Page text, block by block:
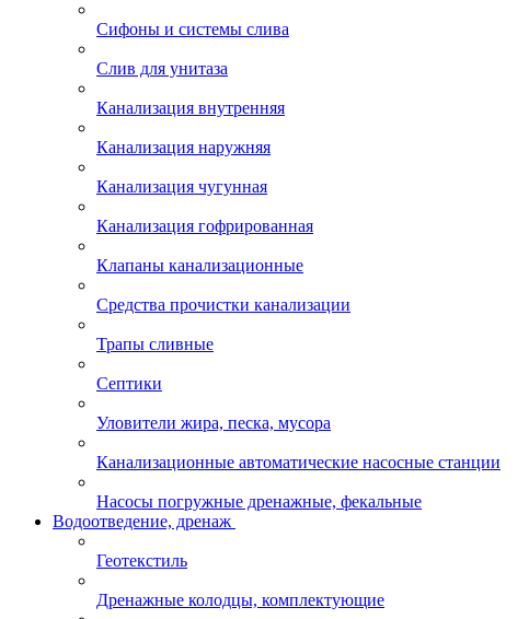
Сифоны и системы слива
Слив для унитаза
Канализация внутренняя
Канализация наружняя
Канализация чугунная
Канализация гофрированная
Клапаны канализационные
Средства прочистки канализации
Трапы сливные
Септики
Уловители жира, песка, мусора
Канализационные автоматические насосные станции
Насосы погружные дренажные, фекальные
Водоотведение, дренаж
Геотекстиль
Дренажные колодцы, комплектующие